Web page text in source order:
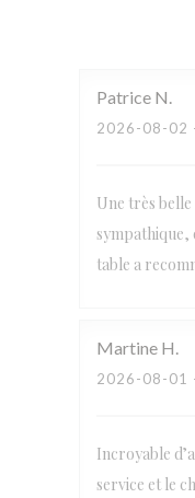
Patrice N
2026-08-02
Une très
sympathique,
table a
Martine H
2026-08-01
Incroyable
service et le